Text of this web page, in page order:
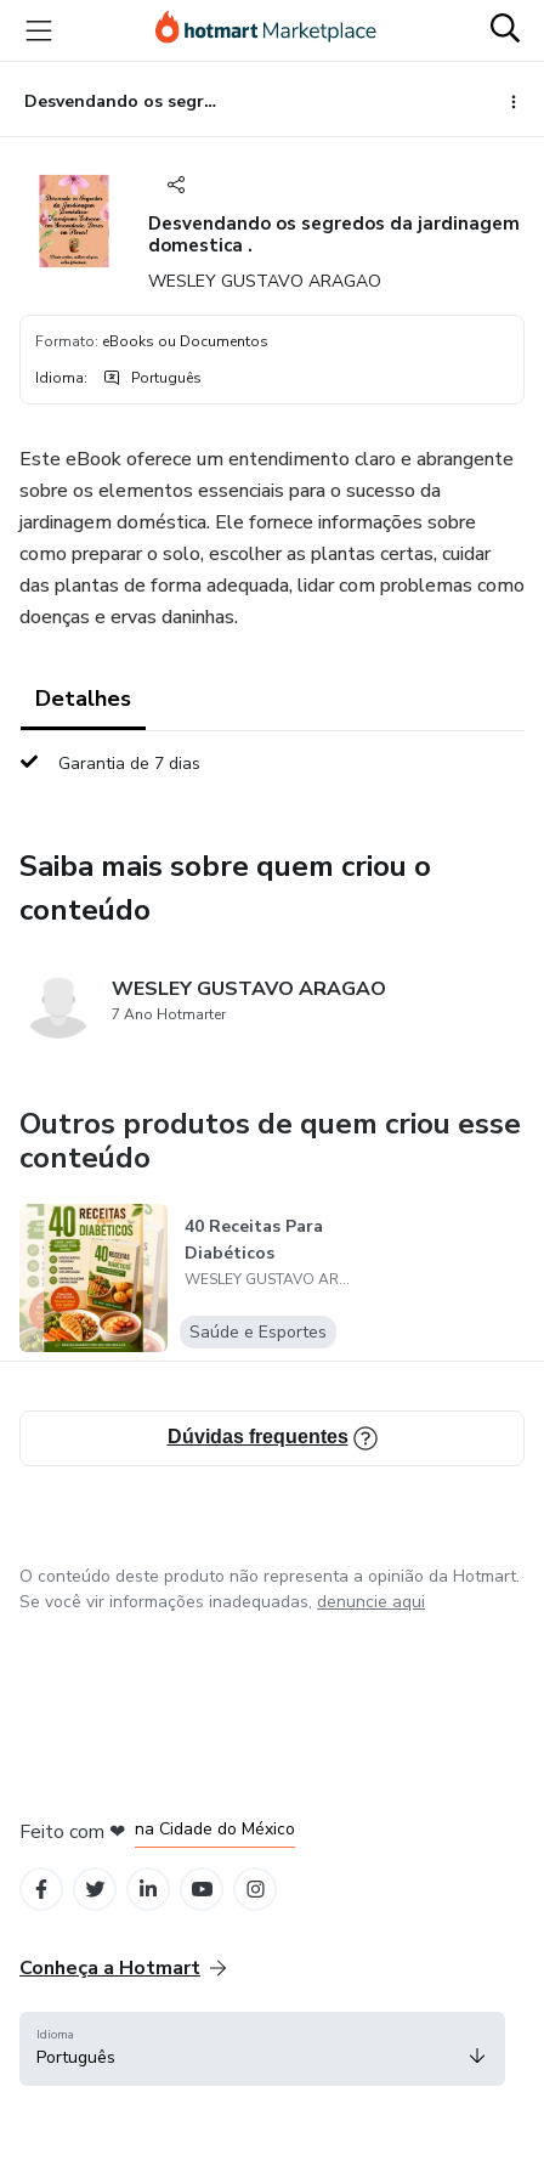
para
conteúdo
principal
para
pagamento
para
rodapé
Desvendando os segredos da jardinagem domestica .
Desvendando os segredos da jardinagem
domestica .
WESLEY GUSTAVO ARAGAO
Formato: eBooks ou Documentos
Idioma: Português
Este eBook oferece um entendimento claro e abrangente
sobre os elementos essenciais para o sucesso da
jardinagem doméstica. Ele fornece informações sobre
como preparar o solo, escolher as plantas certas, cuidar
das plantas de forma adequada, lidar com problemas como
doenças e ervas daninhas.
Detalhes
Garantia de 7 dias
Saiba mais sobre quem criou o
conteúdo
WESLEY GUSTAVO ARAGAO
7 Ano Hotmarter
Outros produtos de quem criou esse
conteúdo
40 Receitas Para
Diabéticos
WESLEY GUSTAVO ARAGAO
Saúde e Esportes
Dúvidas frequentes
O conteúdo deste produto não representa a opinião da Hotmart.
Se você vir informações inadequadas, denuncie aqui
Feito com ❤ na Cidade do México
Conheça a Hotmart
Idioma
Português